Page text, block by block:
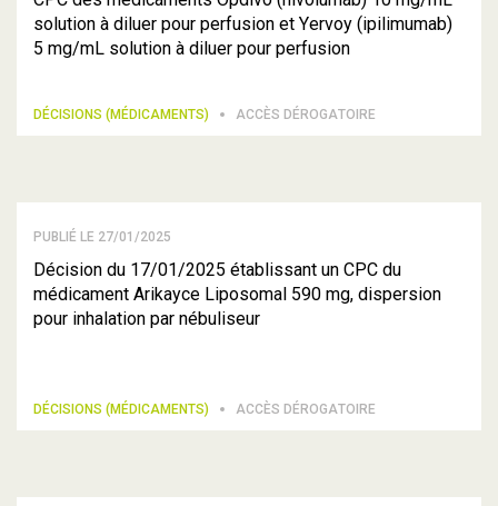
solution à diluer pour perfusion et Yervoy (ipilimumab)
5 mg/mL solution à diluer pour perfusion
DÉCISIONS (MÉDICAMENTS) ACCÈS DÉROGATOIRE
PUBLIÉ LE 27/01/2025
Décision du 17/01/2025 établissant un CPC du
médicament Arikayce Liposomal 590 mg, dispersion
pour inhalation par nébuliseur
DÉCISIONS (MÉDICAMENTS) ACCÈS DÉROGATOIRE